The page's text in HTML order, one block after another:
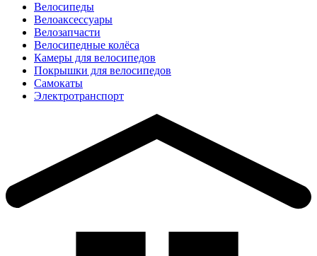
Велосипеды
Велоаксессуары
Велозапчасти
Велосипедные колёса
Камеры для велосипедов
Покрышки для велосипедов
Самокаты
Электротранспорт